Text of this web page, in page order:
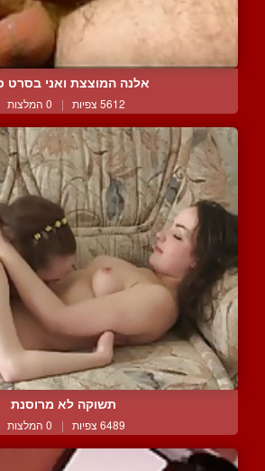
אלנה המוצצת ואני בסרט
5612 צפיות | 0 המלצות
תשוקה לא מרוסנת
6489 צפיות | 0 המלצות